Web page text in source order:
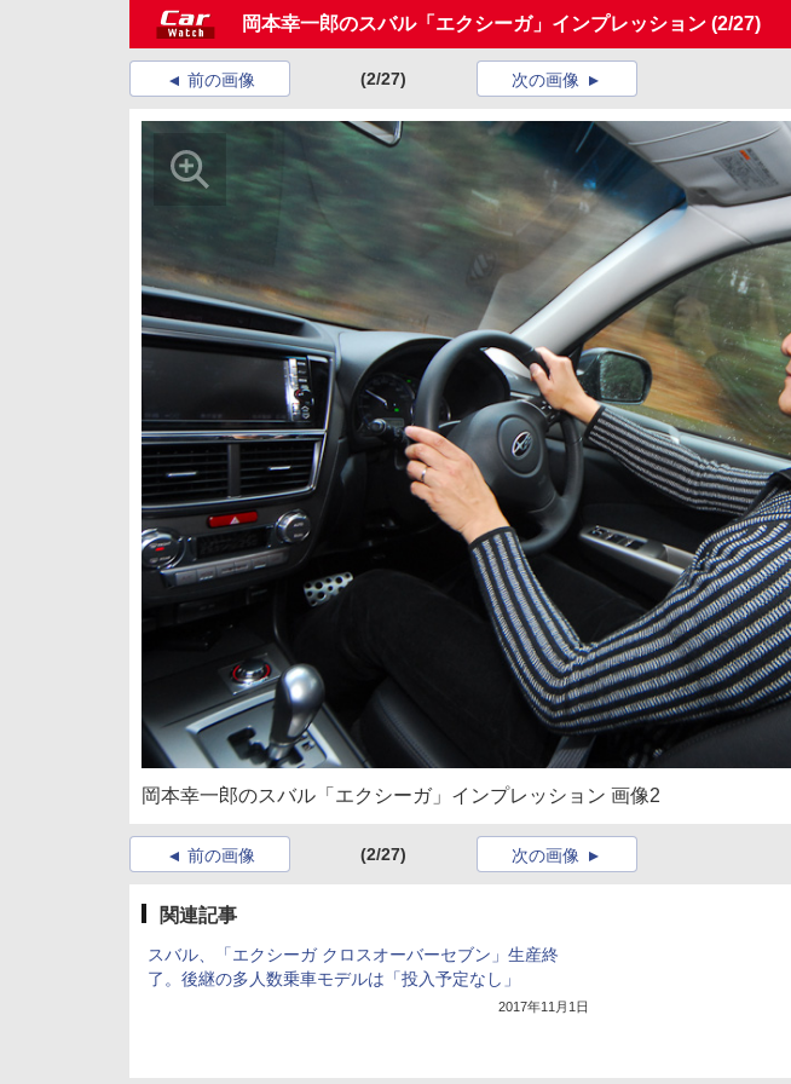
岡本幸一郎のスバル「エクシーガ」インプレッション (2/27)
前の画像 (2/27) 次の画像
岡本幸一郎のスバル「エクシーガ」インプレッション 画像2
前の画像 (2/27) 次の画像
関連記事
スバル、「エクシーガ クロスオーバーセブン」生産終
了。後継の多人数乗車モデルは「投入予定なし」
2017年11月1日